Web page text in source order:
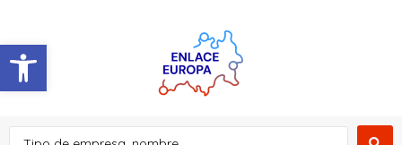
Abrir barra de herramientas